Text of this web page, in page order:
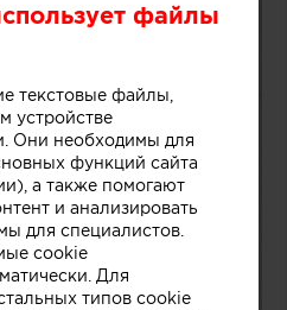
файлы
текстовые файлы,
устройстве
Они необходимы для
функций сайта
а также помогают
и анализировать
для специалистов.
cookie
Для
типов cookie